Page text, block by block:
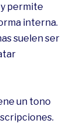
permite
interna.
suelen ser
un tono